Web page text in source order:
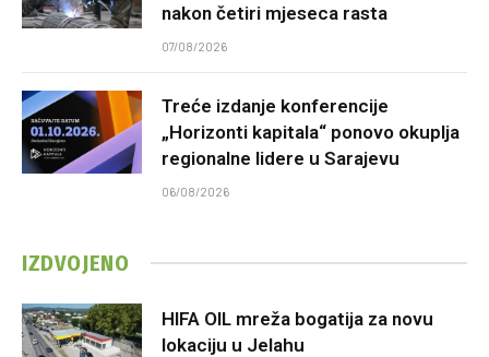
nakon četiri mjeseca rasta
07/08/2026
Treće izdanje konferencije
„Horizonti kapitala“ ponovo okuplja
regionalne lidere u Sarajevu
06/08/2026
IZDVOJENO
HIFA OIL mreža bogatija za novu
lokaciju u Jelahu